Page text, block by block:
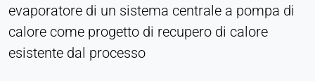
evaporatore di un sistema centrale a pompa di
calore come progetto di recupero di calore
esistente dal processo